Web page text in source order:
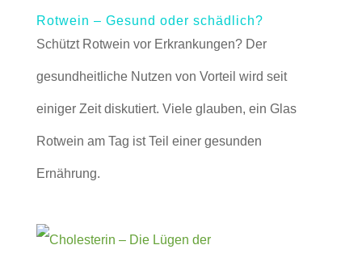
Rotwein – Gesund oder schädlich?
Schützt Rotwein vor Erkrankungen? Der
gesundheitliche Nutzen von Vorteil wird seit
einiger Zeit diskutiert. Viele glauben, ein Glas
Rotwein am Tag ist Teil einer gesunden
Ernährung.